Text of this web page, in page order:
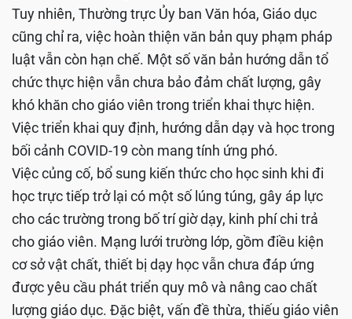
Tuy nhiên, Thường trực Ủy ban Văn hóa, Giáo dục
cũng chỉ ra, việc hoàn thiện văn bản quy phạm pháp
luật vẫn còn hạn chế. Một số văn bản hướng dẫn tổ
chức thực hiện vẫn chưa bảo đảm chất lượng, gây
khó khăn cho giáo viên trong triển khai thực hiện.
Việc triển khai quy định, hướng dẫn dạy và học trong
bối cảnh COVID-19 còn mang tính ứng phó.
Việc củng cố, bổ sung kiến thức cho học sinh khi đi
học trực tiếp trở lại có một số lúng túng, gây áp lực
cho các trường trong bố trí giờ dạy, kinh phí chi trả
cho giáo viên. Mạng lưới trường lớp, gồm điều kiện
cơ sở vật chất, thiết bị dạy học vẫn chưa đáp ứng
được yêu cầu phát triển quy mô và nâng cao chất
lượng giáo dục. Đặc biệt, vấn đề thừa, thiếu giáo viên